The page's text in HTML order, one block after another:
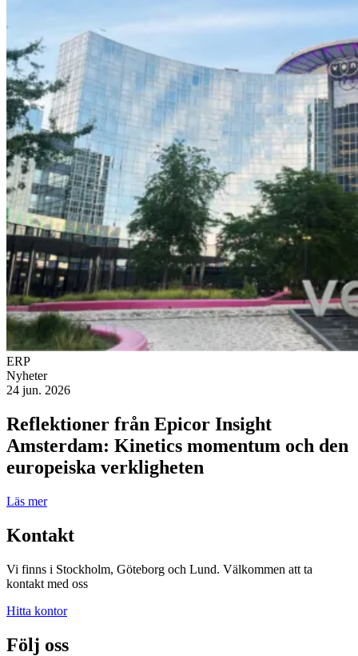
ERP
Nyheter
24 jun. 2026
Reflektioner från Epicor Insight
Amsterdam: Kinetics momentum och den
europeiska verkligheten
Läs mer
Kontakt
Vi finns i Stockholm, Göteborg och Lund. Välkommen att ta
kontakt med oss
Hitta kontor
Följ oss